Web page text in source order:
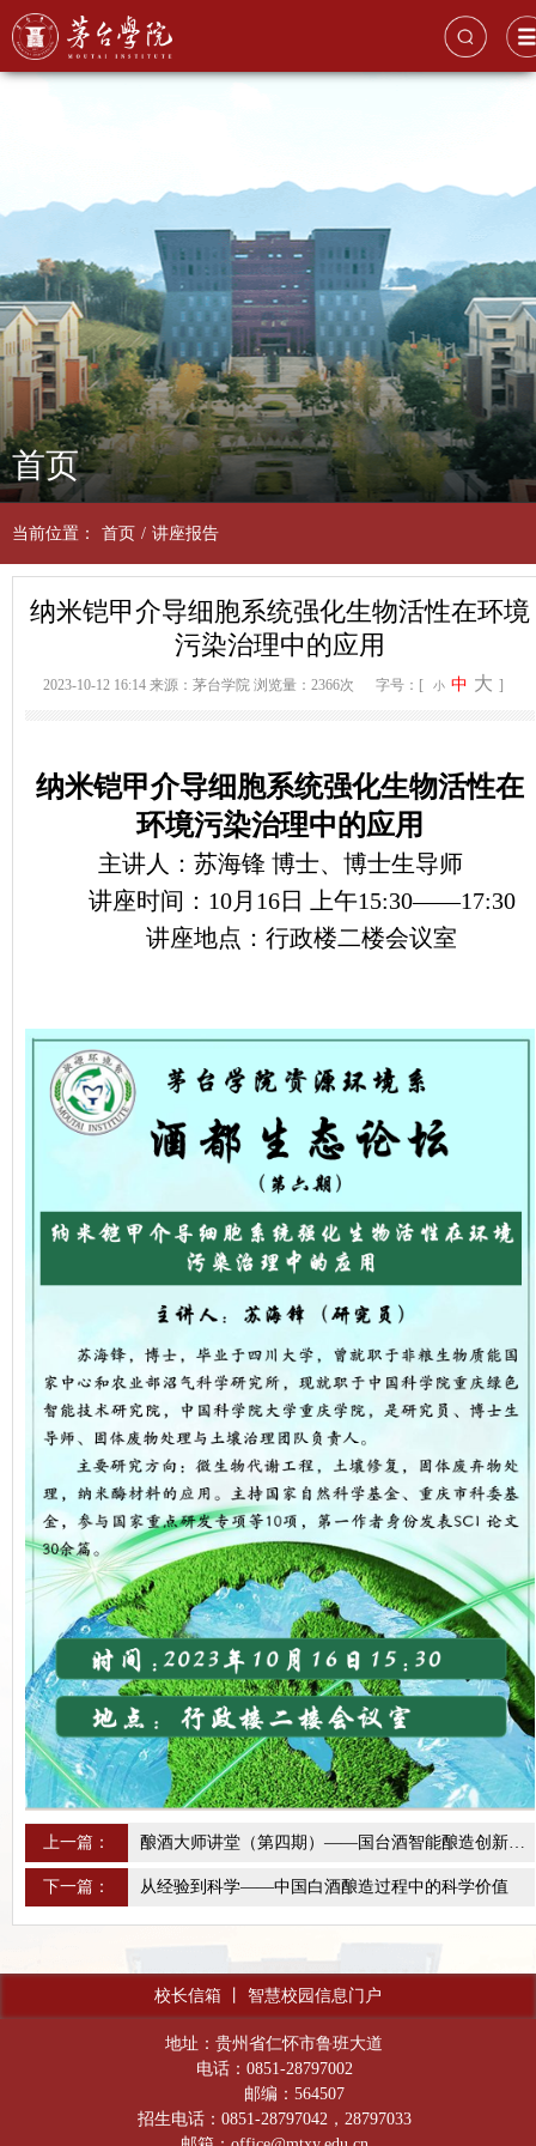
首页
当前位置： 首页 / 讲座报告
纳米铠甲介导细胞系统强化生物活性在环境
污染治理中的应用
2023-10-12 16:14 来源：茅台学院 浏览量：2366次 字号：[ 小 中 大 ]
纳米铠甲介导细胞系统强化生物活性在
环境污染治理中的应用
主讲人：苏海锋 博士、 博士生导师
讲座时间：10月16日 上午15:30——17:30
讲座地点：行政楼二楼会议室
上一篇：
下一篇： 从经验到科学——中国白酒酿造过程中的科学价值
校长信箱 智慧校园信息门户
地址：贵州省仁怀市鲁班大道
电话：0851-28797002
邮编：564507
招生电话：0851-28797042，28797033